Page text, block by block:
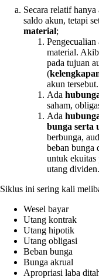
Secara relatif
saldo akun, tetapi
material;
Pengecualian
material.
pada tujuan
(
akun tersebut.
Ada
saham,
Ada
bunga serta
berbunga,
beban bunga
untuk
utang dividen.
Siklus ini sering kali
Wesel bayar
Utang kontrak
Utang hipotik
Utang obligasi
Beban bunga
Bunga akrual
Apropriasi laba